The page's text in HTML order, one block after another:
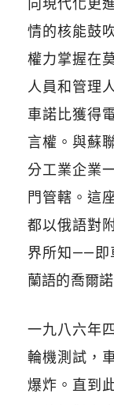
向現代化更
情的核能鼓
權力掌握在
人員和管理
車諾比獲得
言權。與蘇
分工業企業
門管轄。這
都以俄語對
界所知 ——
蘭語的喬爾
一九八六年
輪機測試，
爆炸。直到